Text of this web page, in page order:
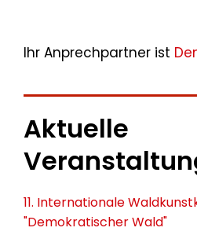
Ihr Anprechpartner ist
Aktuelle
11. Internationale
"Demokratischer Wald"